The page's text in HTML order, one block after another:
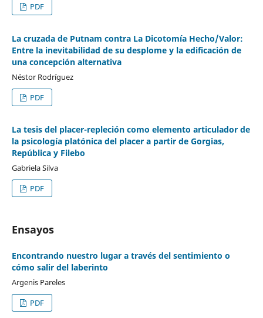
PDF
La cruzada de Putnam contra La Dicotomía Hecho/Valor:
Entre la inevitabilidad de su desplome y la edificación de
una concepción alternativa
Néstor Rodríguez
PDF
La tesis del placer-repleción como elemento articulador de
la psicología platónica del placer a partir de Gorgias,
República y Filebo
Gabriela Silva
PDF
Ensayos
Encontrando nuestro lugar a través del sentimiento o
cómo salir del laberinto
Argenis Pareles
PDF